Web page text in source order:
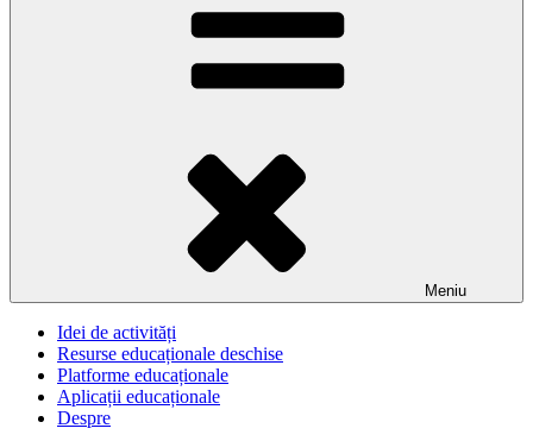
Meniu
Idei de activități
Resurse educaționale deschise
Platforme educaționale
Aplicații educaționale
Despre